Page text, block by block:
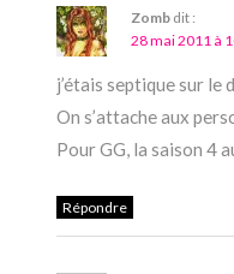
Zomb dit :
28 mai 2011 à
j’étais septique sur le
On s’attache aux
Pour GG, la saison 4
Répondre